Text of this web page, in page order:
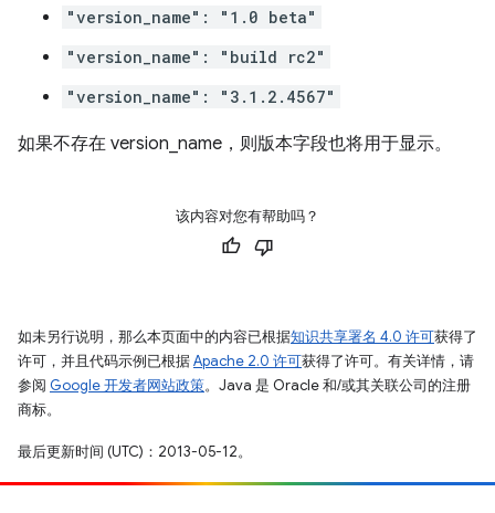
"version_name": "1.0 beta"
"version_name": "build rc2"
"version_name": "3.1.2.4567"
如果不存在 version_name，则版本字段也将用于显示。
该内容对您有帮助吗？
如未另行说明，那么本页面中的内容已根据知识共享署名 4.0 许可获得了
许可，并且代码示例已根据Apache 2.0 许可获得了许可。有关详情，请
参阅 Google 开发者网站政策。Java 是 Oracle 和/或其关联公司的注册
商标。
最后更新时间 (UTC)：2013-05-12。